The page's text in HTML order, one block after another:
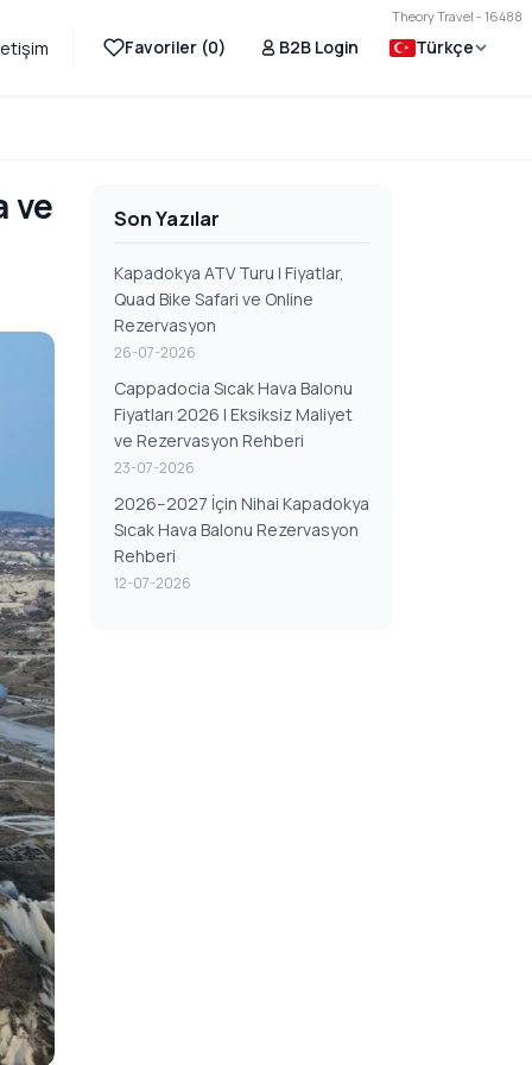
Theory Travel - 16488
Favoriler (0) B2B Login Türkçe
ve Son Yazılar
Kapadokya ATV Turu | Fiyatlar,
Quad Bike Safari ve Online
Rezervasyon
26-07-2026
Cappadocia Sıcak Hava Balonu
Fiyatları 2026 | Eksiksiz Maliyet
ve Rezervasyon Rehberi
23-07-2026
2026–2027 İçin Nihai Kapadokya
Sıcak Hava Balonu Rezervasyon
Rehberi
12-07-2026